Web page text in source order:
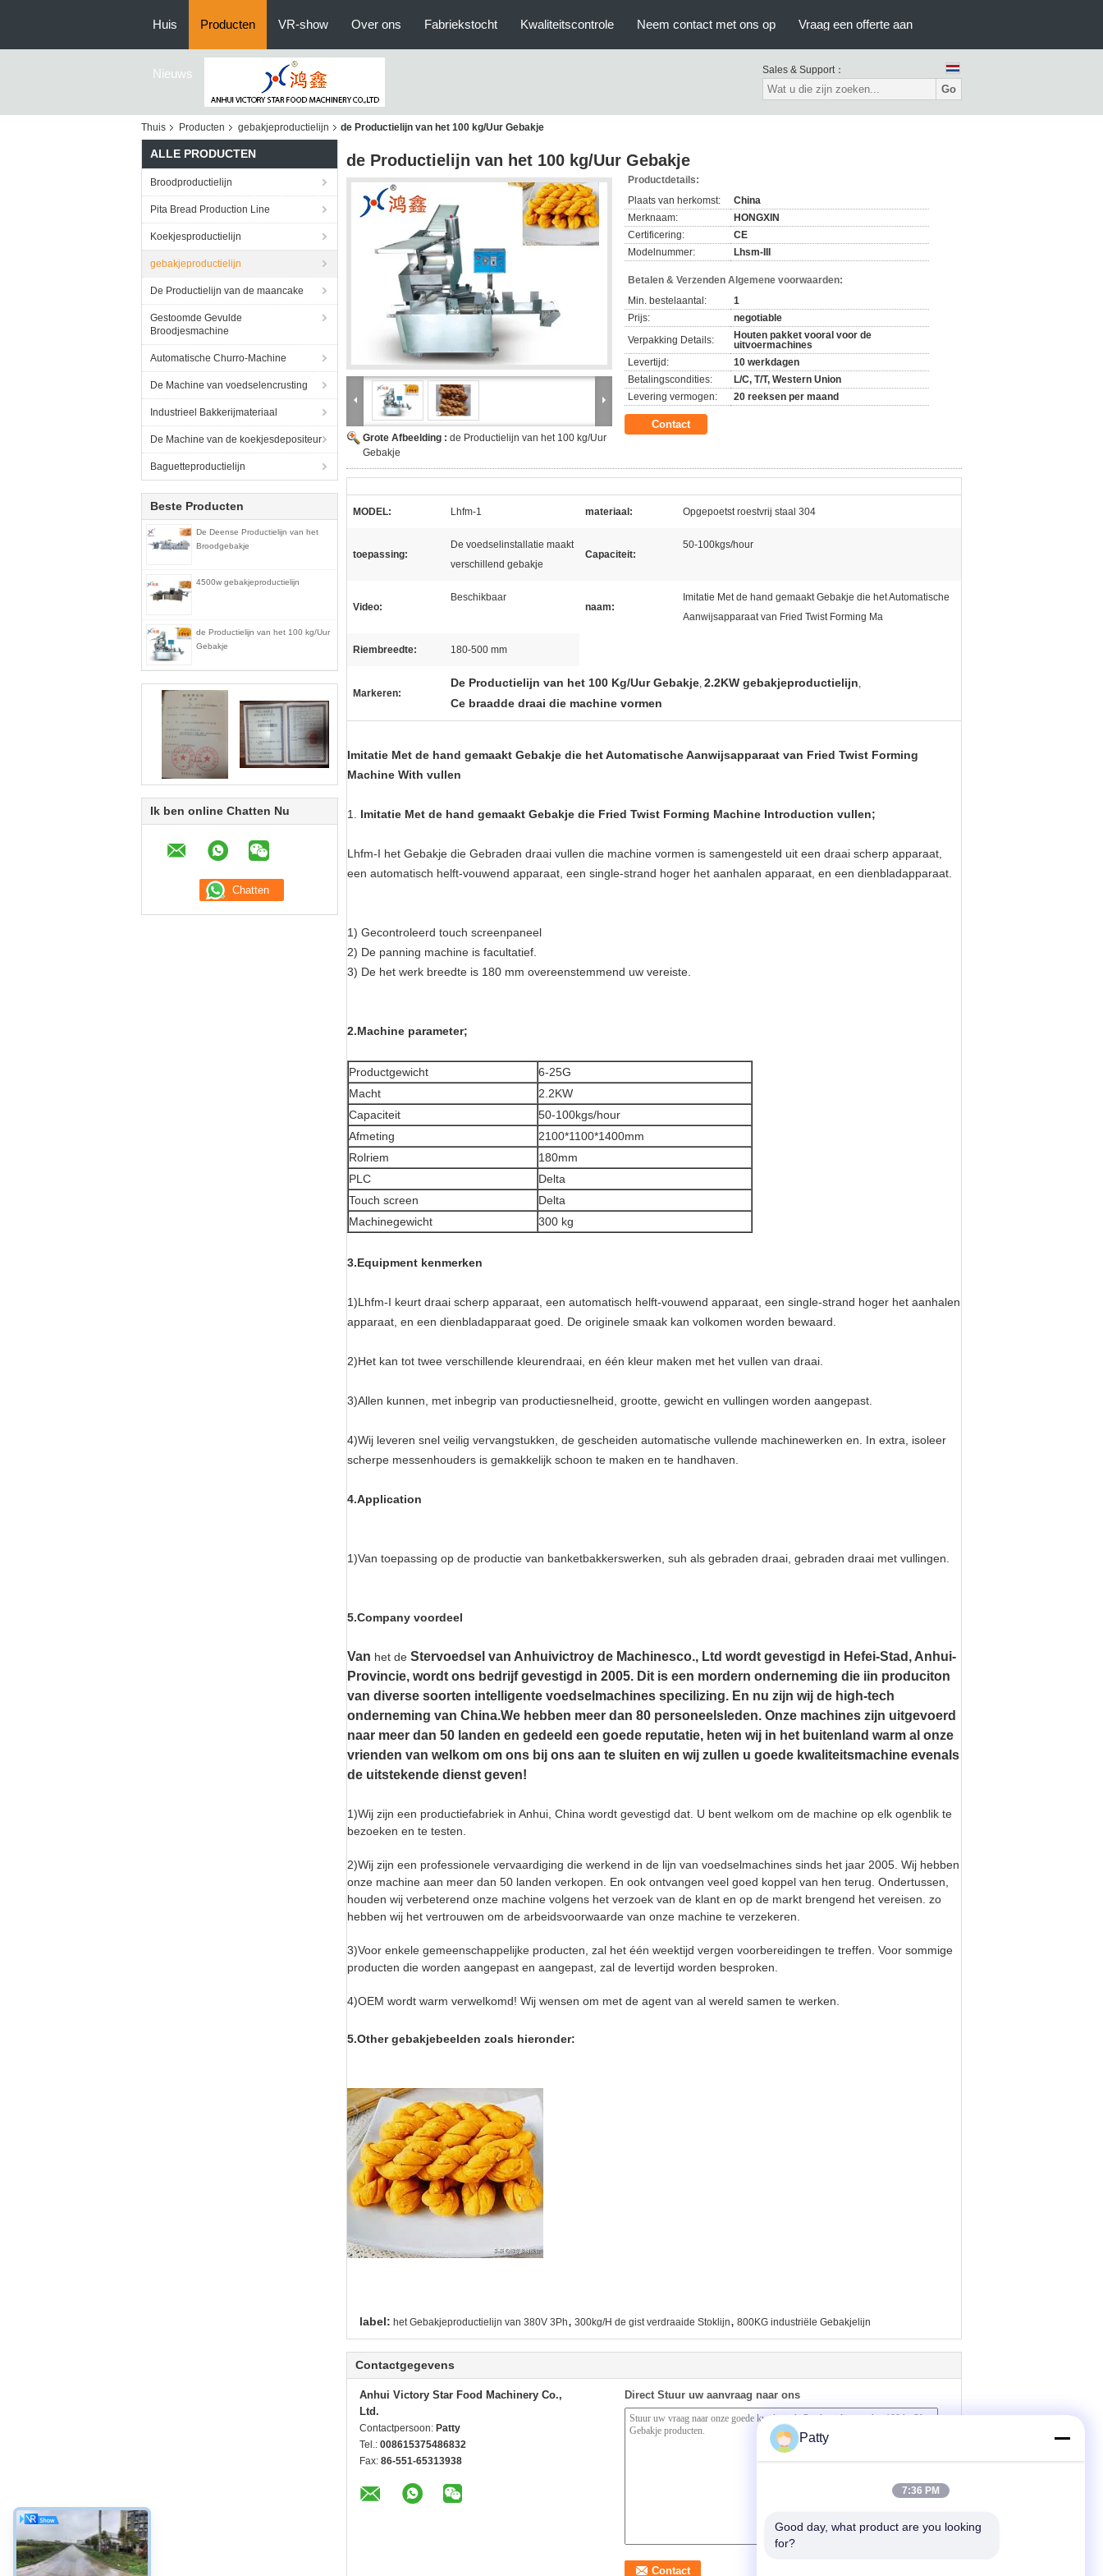
Huis Producten VR-show Over ons Fabriekstocht Kwaliteitscontrole Neem contact met ons op Vraag een offerte aan
Nieuws Sales & Support：
Go
Thuis Producten gebakjeproductielijn de Productielijn van het 100 kg/Uur Gebakje
ALLE PRODUCTEN
Broodproductielijn
Pita Bread Production Line
Koekjesproductielijn
gebakjeproductielijn
De Productielijn van de maancake
Gestoomde Gevulde
Broodjesmachine
Automatische Churro-Machine
De Machine van voedselencrusting
Industrieel Bakkerijmateriaal
De Machine van de koekjesdepositeur
Baguetteproductielijn
Beste Producten
De Deense Productielijn van het
Broodgebakje
4500w gebakjeproductielijn
de Productielijn van het 100 kg/Uur
Gebakje
Ik ben online Chatten Nu
de Productielijn van het 100 kg/Uur Gebakje
Grote Afbeelding : de Productielijn van het 100 kg/Uur
Gebakje
Productdetails:
Plaats van herkomst:
China
Merknaam:
HONGXIN
Certificering:
CE
Modelnummer:
Lhsm-III
Betalen & Verzenden Algemene voorwaarden:
Min. bestelaantal:
1
Prijs:
negotiable
Verpakking Details:
Houten pakket vooral voor de
uitvoermachines
Levertijd:
10 werkdagen
Betalingscondities:
L/C, T/T, Western Union
Levering vermogen:
20 reeksen per maand
Contact
MODEL: Lhfm-1 materiaal: Opgepoetst roestvrij staal 304
toepassing:
De voedselinstallatie maakt
verschillend gebakje
Capaciteit:
50-100kgs/hour
Video:
Beschikbaar
naam:
Imitatie Met de hand gemaakt Gebakje die het Automatische
Aanwijsapparaat van Fried Twist Forming Ma
Riembreedte: 180-500 mm
Markeren:
De Productielijn van het 100 Kg/Uur Gebakje, 2.2KW gebakjeproductielijn,
Ce braadde draai die machine vormen
Imitatie Met de hand gemaakt Gebakje die het Automatische Aanwijsapparaat van Fried Twist Forming
Machine With vullen
1. Imitatie Met de hand gemaakt Gebakje die Fried Twist Forming Machine Introduction vullen;
Lhfm-I het Gebakje die Gebraden draai vullen die machine vormen is samengesteld uit een draai scherp apparaat,
een automatisch helft-vouwend apparaat, een single-strand hoger het aanhalen apparaat, en een dienbladapparaat.
1) Gecontroleerd touch screenpaneel
2) De panning machine is facultatief.
3) De het werk breedte is 180 mm overeenstemmend uw vereiste.
2.Machine parameter;
Productgewicht
6-25G
Macht
2.2KW
Capaciteit
50-100kgs/hour
Afmeting
2100*1100*1400mm
Rolriem
180mm
PLC
Delta
Touch screen
Delta
Machinegewicht
300 kg
3.Equipment kenmerken
1)Lhfm-I keurt draai scherp apparaat, een automatisch helft-vouwend apparaat, een single-strand hoger het aanhalen
apparaat, en een dienbladapparaat goed. De originele smaak kan volkomen worden bewaard.
2)Het kan tot twee verschillende kleurendraai, en één kleur maken met het vullen van draai.
3)Allen kunnen, met inbegrip van productiesnelheid, grootte, gewicht en vullingen worden aangepast.
4)Wij leveren snel veilig vervangstukken, de gescheiden automatische vullende machinewerken en. In extra, isoleer
scherpe messenhouders is gemakkelijk schoon te maken en te handhaven.
4.Application
1)Van toepassing op de productie van banketbakkerswerken, suh als gebraden draai, gebraden draai met vullingen.
5.Company voordeel
Van het de Stervoedsel van Anhuivictroy de Machinesco., Ltd wordt gevestigd in Hefei-Stad, Anhui-
Provincie, wordt ons bedrijf gevestigd in 2005. Dit is een mordern onderneming die iin produciton
van diverse soorten intelligente voedselmachines specilizing. En nu zijn wij de high-tech
onderneming van China.We hebben meer dan 80 personeelsleden. Onze machines zijn uitgevoerd
naar meer dan 50 landen en gedeeld een goede reputatie, heten wij in het buitenland warm al onze
vrienden van welkom om ons bij ons aan te sluiten en wij zullen u goede kwaliteitsmachine evenals
de uitstekende dienst geven!
1)Wij zijn een productiefabriek in Anhui, China wordt gevestigd dat. U bent welkom om de machine op elk ogenblik te
bezoeken en te testen.
2)Wij zijn een professionele vervaardiging die werkend in de lijn van voedselmachines sinds het jaar 2005. Wij hebben
onze machine aan meer dan 50 landen verkopen. En ook ontvangen veel goed koppel van hen terug. Ondertussen,
houden wij verbeterend onze machine volgens het verzoek van de klant en op de markt brengend het vereisen. zo
hebben wij het vertrouwen om de arbeidsvoorwaarde van onze machine te verzekeren.
3)Voor enkele gemeenschappelijke producten, zal het één weektijd vergen voorbereidingen te treffen. Voor sommige
producten die worden aangepast en aangepast, zal de levertijd worden besproken.
4)OEM wordt warm verwelkomd! Wij wensen om met de agent van al wereld samen te werken.
5.Other gebakjebeelden zoals hieronder:
label: het Gebakjeproductielijn van 380V 3Ph, 300kg/H de gist verdraaide Stoklijn, 800KG industriële Gebakjelijn
Contactgegevens
Anhui Victory Star Food Machinery Co.,
Ltd.
Contactpersoon: Patty
Tel.: 008615375486832
Fax: 86-551-65313938
Direct Stuur uw aanvraag naar ons
Patty
7:36 PM
Good day, what product are you looking
for?